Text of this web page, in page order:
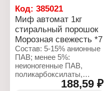
Код: 385021
Миф автомат 1кг
стиральный порошок
Морозная свежесть *7
Состав: 5-15% анионные
ПАВ; менее 5%:
неионогенные ПАВ,
поликарбоксилаты,
цеолиты; энзимы,188,59 ₽